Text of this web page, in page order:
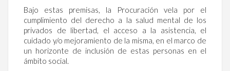
Bajo estas premisas, la Procuración vela por el
cumplimiento del derecho a la salud mental de los
privados de libertad, el acceso a la asistencia, el
cuidado y/o mejoramiento de la misma, en el marco de
un horizonte de inclusión de estas personas en el
ámbito social.